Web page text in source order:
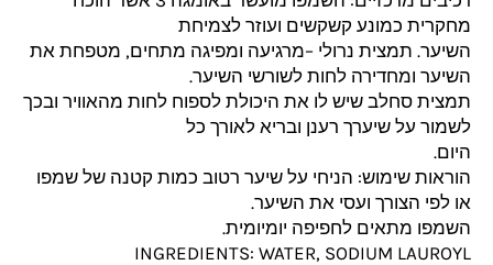
מחקרית כמונע קשקשים ועוזר לצמיחת
השיער. תמצית נרולי –מרגיעה ומפיגה מתחים, מטפחת את
השיער ומחדירה לחות לשורשי השיער.
תמצית סחלב שיש לו את היכולת לספוח לחות מהאוויר ובכך
לשמור על שיערך רענן ובריא לאורך כל
היום.
הוראות שימוש: הניחי על שיער רטוב כמות קטנה של שמפו
או לפי הצורך ועסי את השיער.
השמפו מתאים לחפיפה יומיומית.
INGREDIENTS: WATER, SODIUM LAUROYL